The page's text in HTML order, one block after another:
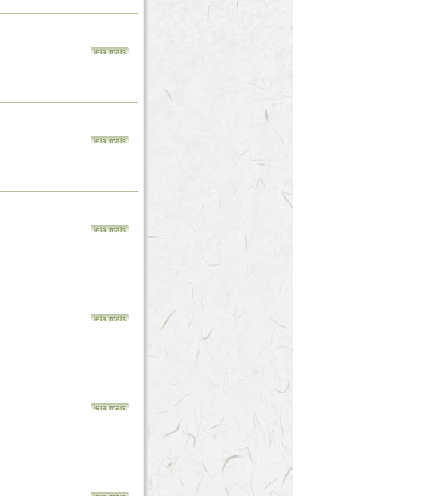
leia mais
leia mais
leia mais
leia mais
leia mais